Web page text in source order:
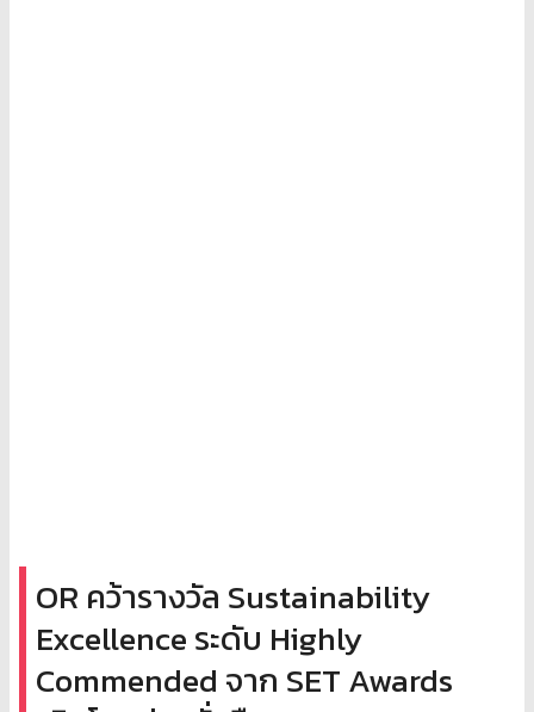
OR คว้ารางวัล Sustainability
Excellence ระดับ Highly
Commended จาก SET Awards